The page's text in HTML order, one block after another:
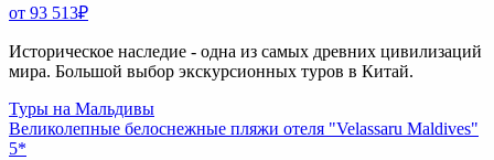
от 93 513₽
Историческое наследие - одна из самых древних цивилизаций
мира. Большой выбор экскурсионных туров в Китай.
Туры на Мальдивы
Великолепные белоснежные пляжи отеля "Velassaru Maldives"
5*